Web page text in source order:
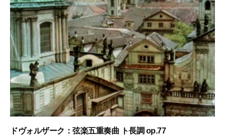
ドヴォルザーク：弦楽五重奏曲 ト長調 op.77